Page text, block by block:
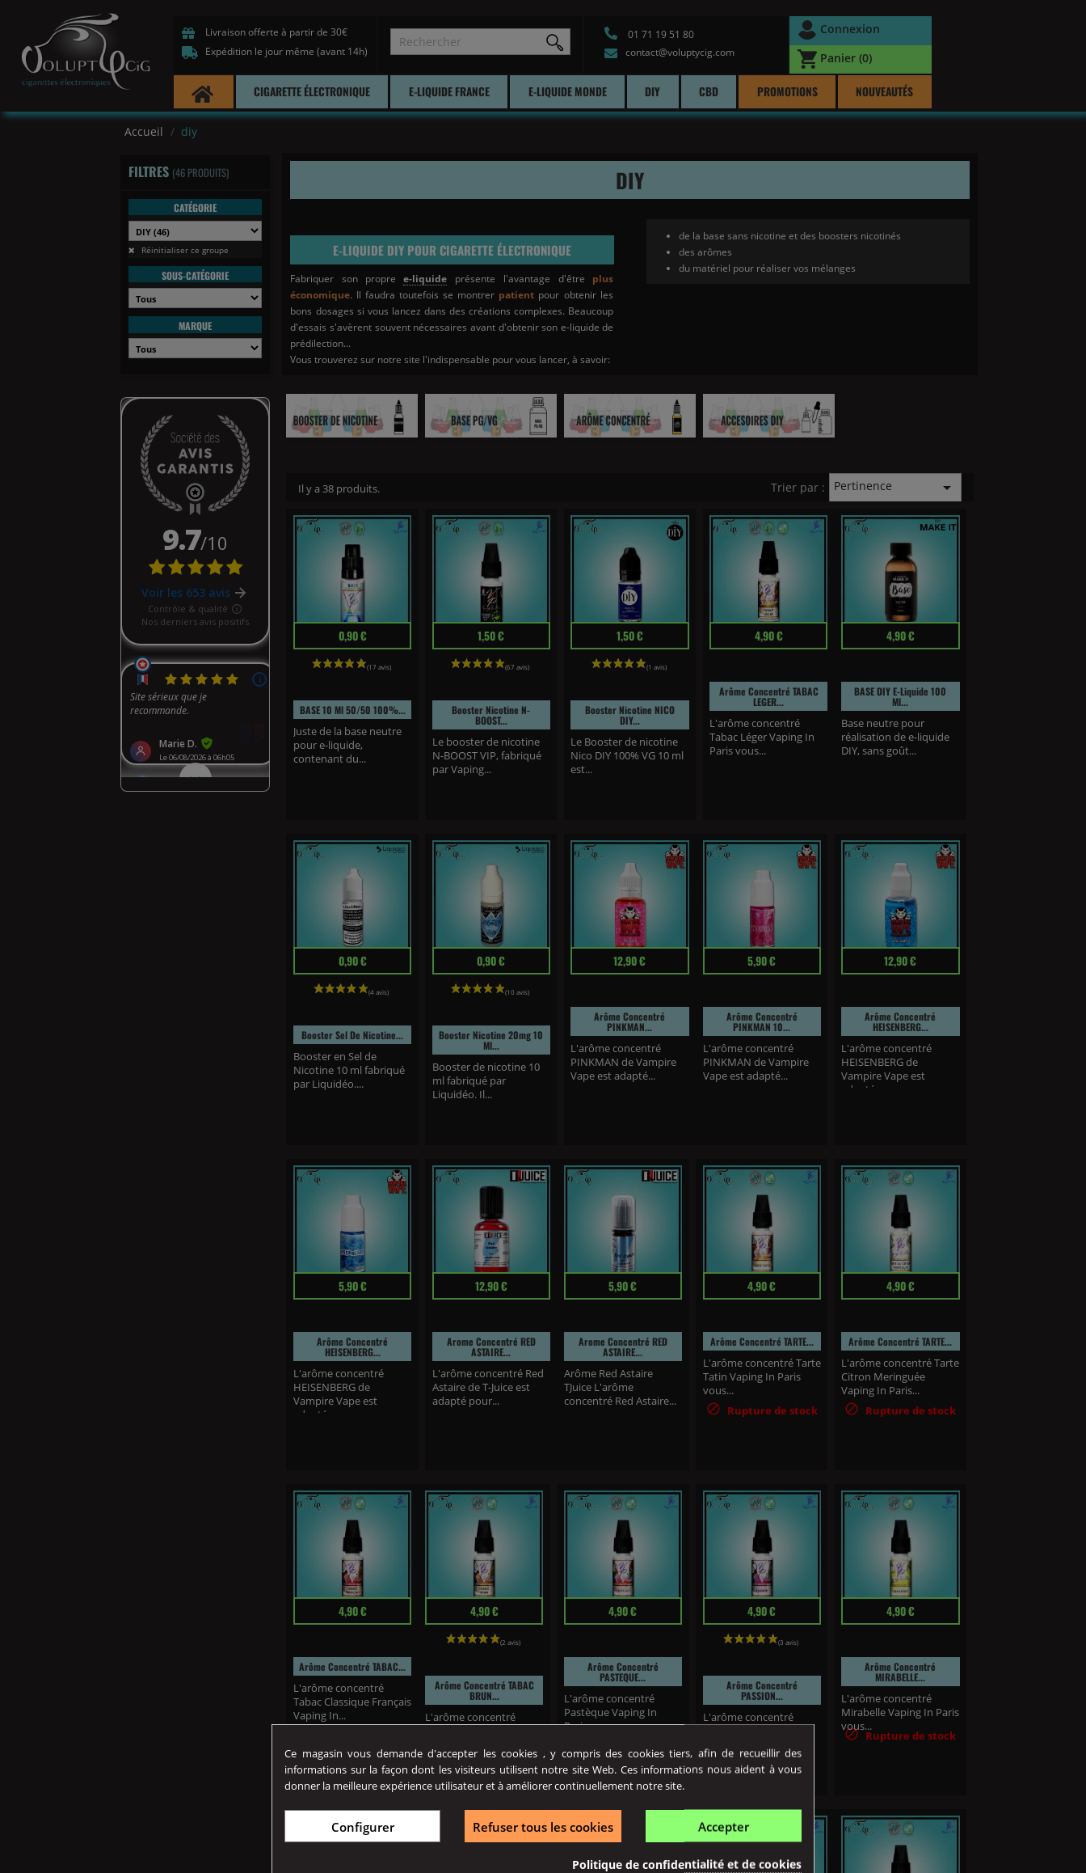
Livraison offerte à partir de 30€
Expédition le jour même (avant 14h)
01 71 19 51 80
contact@voluptycig.com
Connexion
Panier (0)
CIGARETTE ÉLECTRONIQUE E-LIQUIDE FRANCE E-LIQUIDE MONDE DIY CBD PROMOTIONS NOUVEAUTÉS
Accueil diy
FILTRES (46 PRODUITS)
CATÉGORIE
Réinitialiser ce groupe
SOUS-CATÉGORIE
MARQUE
DIY
E-LIQUIDE DIY POUR CIGARETTE ÉLECTRONIQUE
Fabriquer son propree-liquide présente l'avantage d'être plus
économique. Il faudra toutefois se montrer patient pour obtenir les
bons dosages si vous lancez dans des créations complexes. Beaucoup
d'essais s'avèrent souvent nécessaires avant d'obtenir son e-liquide de
prédilection...
Vous trouverez sur notre site l'indispensable pour vous lancer, à savoir:
de la base sans nicotine et des boosters nicotinés
des arômes
du matériel pour réaliser vos mélanges
BOOSTER NICOTINE BASE ARÔMES CONCENTRÉS ACCESSOIRES DIY
Il y a 38 produits. Trier par : Pertinence 
Prix 0,90 €
BASE 10 Ml 50/50 100%...
Juste de la base neutre
pour e-liquide,
contenant du...
Prix 1,50 €
Booster Nicotine N-
BOOST...
Le booster de nicotine
N-BOOST VIP, fabriqué
par Vaping...
Prix 1,50 €
Booster Nicotine NICO
DIY...
Le Booster de nicotine
Nico DIY 100% VG 10 ml
est...
Prix 4,90 €
Arôme Concentré TABAC
LEGER...
L'arôme concentré
Tabac Léger Vaping In
Paris vous...
Prix 4,90 €
BASE DIY E-Liquide 100
Ml...
Base neutre pour
réalisation de e-liquide
DIY, sans goût...
(4 avis)
Prix 0,90 €
Booster Sel De Nicotine...
Booster en Sel de
Nicotine 10 ml fabriqué
par Liquidéo....
(10 avis)
Prix 0,90 €
Booster Nicotine 20mg 10
Ml...
Booster de nicotine 10
ml fabriqué par
Liquidéo. Il...
Prix 12,90 €
Arôme Concentré
PINKMAN...
L'arôme concentré
PINKMAN de Vampire
Vape est adapté...
Prix 5,90 €
Arôme Concentré
PINKMAN 10...
L'arôme concentré
PINKMAN de Vampire
Vape est adapté...
Prix 12,90 €
Arôme Concentré
HEISENBERG...
L'arôme concentré
HEISENBERG de
Vampire Vape est
adapté...
Prix 5,90 €
Arôme Concentré
HEISENBERG...
L'arôme concentré
HEISENBERG de
Vampire Vape est
adapté...
Prix 12,90 €
Arome Concentré RED
ASTAIRE...
L'arôme concentré Red
Astaire de T-Juice est
adapté pour...
Prix 5,90 €
Arome Concentré RED
ASTAIRE...
Arôme Red Astaire
TJuice L'arôme
concentré Red Astaire...
Prix 4,90 €
Arôme Concentré TARTE...
L'arôme concentré Tarte
Tatin Vaping In Paris
vous...
 Rupture de stock
Prix 4,90 €
Arôme Concentré TARTE...
L'arôme concentré Tarte
Citron Meringuée
Vaping In Paris...
 Rupture de stock
Prix 4,90 €
Arôme Concentré TABAC...
L'arôme concentré
Tabac Classique Français
Vaping In...
Prix 4,90 €
Arôme Concentré TABAC
BRUN...
L'arôme concentré
Prix 4,90 €
Arôme Concentré
PASTEQUE...
L'arôme concentré
Pastèque Vaping In
Paris ;vous...
Prix 4,90 €
Arôme Concentré
PASSION...
L'arôme concentré
Prix 4,90 €
Arôme Concentré
MIRABELLE...
L'arôme concentré
Mirabelle Vaping In Paris
vous...
 Rupture de stock
Ce magasin vous demande d'accepter les cookies , y compris des cookies tiers, afin de recueillir des
informations sur la façon dont les visiteurs utilisent notre site Web. Ces informations nous aident à vous
donner la meilleure expérience utilisateur et à améliorer continuellement notre site.
Accepter
Refuser tous les cookies
Configurer
Politique de confidentialité et de cookies